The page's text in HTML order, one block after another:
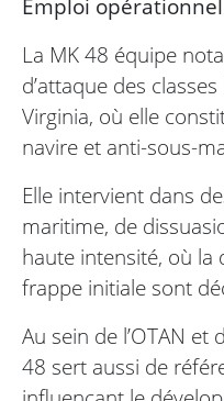
Emploi opérationnel
La MK 48 équipe
d’attaque des
Virginia, où elle
navire et anti-sous-
Elle intervient dans
maritime, de
haute intensité, où la
frappe initiale sont
Au sein de l’OTAN et
48 sert aussi de